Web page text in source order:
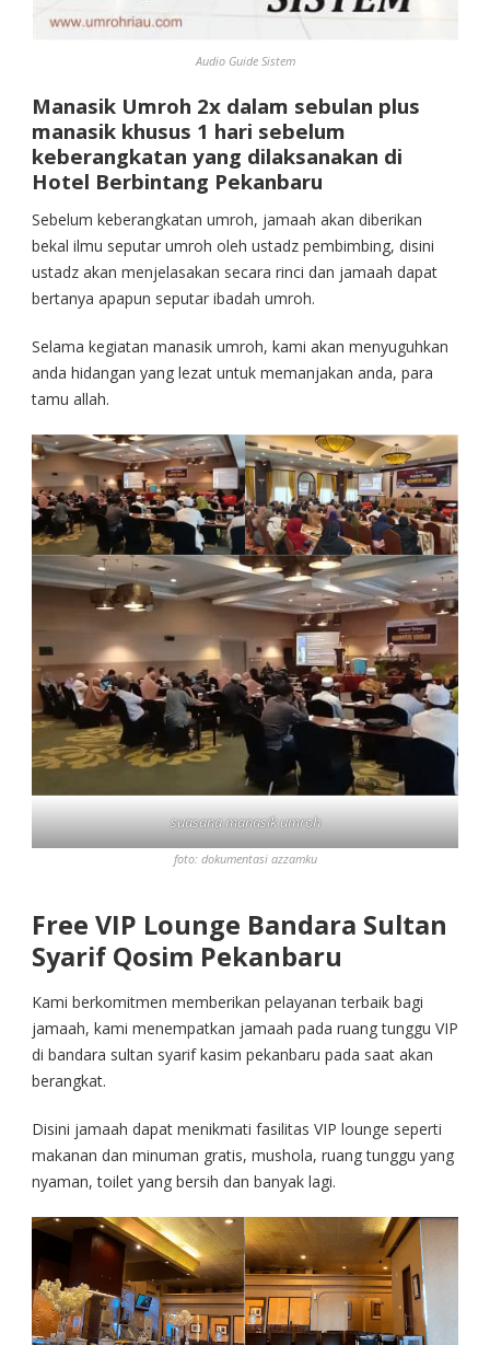
Audio Guide Sistem
Manasik Umroh 2x dalam sebulan plus
manasik khusus 1 hari sebelum
keberangkatan yang dilaksanakan di
Hotel Berbintang Pekanbaru
Sebelum keberangkatan umroh, jamaah akan diberikan
bekal ilmu seputar umroh oleh ustadz pembimbing, disini
ustadz akan menjelasakan secara rinci dan jamaah dapat
bertanya apapun seputar ibadah umroh.
Selama kegiatan manasik umroh, kami akan menyuguhkan
anda hidangan yang lezat untuk memanjakan anda, para
tamu allah.
suasana manasik umroh
foto: dokumentasi azzamku
Free VIP Lounge Bandara Sultan
Syarif Qosim Pekanbaru
Kami berkomitmen memberikan pelayanan terbaik bagi
jamaah, kami menempatkan jamaah pada ruang tunggu VIP
di bandara sultan syarif kasim pekanbaru pada saat akan
berangkat.
Disini jamaah dapat menikmati fasilitas VIP lounge seperti
makanan dan minuman gratis, mushola, ruang tunggu yang
nyaman, toilet yang bersih dan banyak lagi.